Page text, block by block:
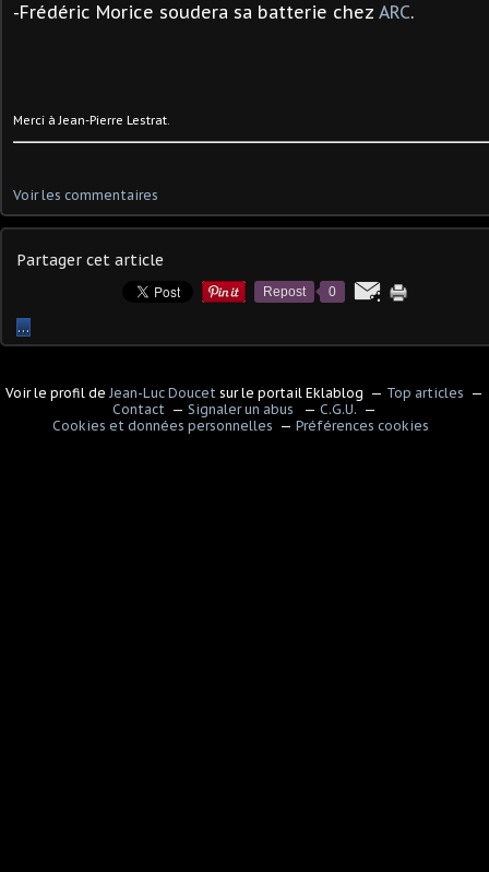
-Frédéric Morice soudera sa batterie chez ARC.
Merci à Jean-Pierre Lestrat.
Voir les commentaires
Partager cet article
Repost 0
…
Voir le profil de Jean-Luc Doucet sur le portail Eklablog
Top articles
Contact
Signaler un abus
C.G.U.
Cookies et données personnelles
Préférences cookies